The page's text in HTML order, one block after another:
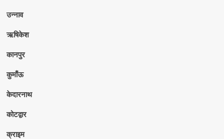
उन्नाव
ऋषिकेश
कानपुर
कुमाँऊ
केदारनाथ
कोटद्वार
क्राइम